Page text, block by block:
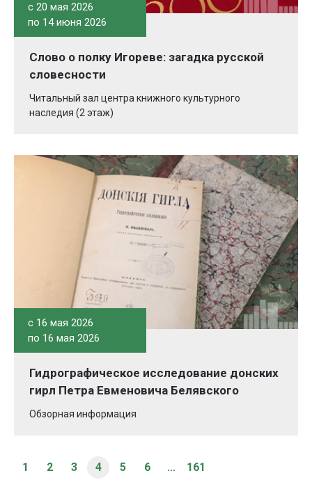
c 20 мая 2026
по 14 июня 2026
Слово о полку Игореве: загадка русской
словесности
Читальный зал центра книжного культурного
наследия (2 этаж)
c 16 мая 2026
по 16 мая 2026
Гидрографическое исследование донских
гирл Петра Евменовича Белявского
Обзорная информация
1 2 3 4 5 6 ... 161